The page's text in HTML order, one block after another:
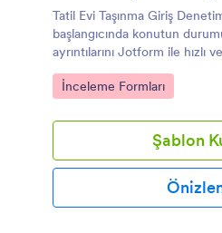
Tatil Evi Taşınma Giriş
başlangıcında konutun
ayrıntılarını Jotform ile hızlı
gönderimi takibiyle kayıt
sahipleri ve yöneticiler için
Go to Category:
İnceleme Formları
Şablon